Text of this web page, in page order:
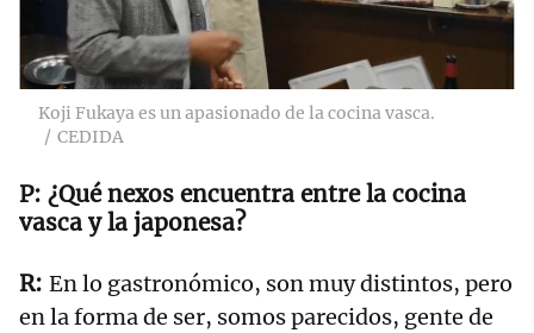
Koji Fukaya es un apasionado de la cocina vasca.
CEDIDA
¿Qué nexos encuentra entre la cocina
vasca y la japonesa?
En lo gastronómico, son muy distintos, pero
en la forma de ser, somos parecidos, gente de